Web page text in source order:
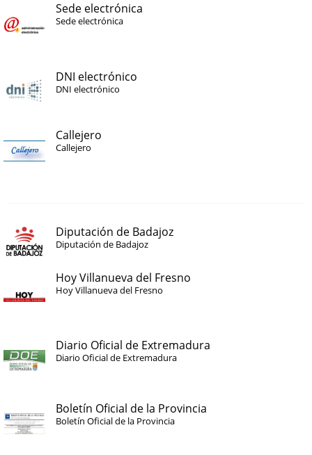
Sede electrónica
Sede electrónica
DNI electrónico
DNI electrónico
Callejero
Callejero
Diputación de Badajoz
Diputación de Badajoz
Hoy Villanueva del Fresno
Hoy Villanueva del Fresno
Diario Oficial de Extremadura
Diario Oficial de Extremadura
Boletín Oficial de la Provincia
Boletín Oficial de la Provincia